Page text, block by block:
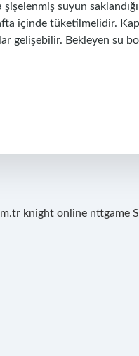
şişelenmiş suyun
içinde tüketilmelidir.
gelişebilir. Bekleyen su
knight online nttgame